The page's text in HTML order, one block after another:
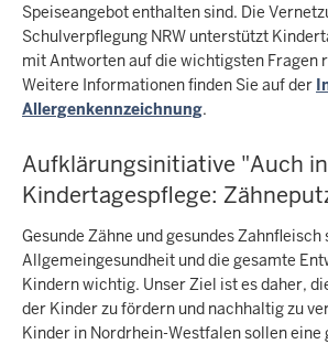
Speiseangebot enthalten sind. Die
Schulverpflegung NRW unterstützt
mit Antworten auf die wichtigsten Fragen
Weitere Informationen finden Sie auf der
Allergenkennzeichnung.
Aufklärungsinitiative "Auch
Kindertagespflege:
Gesunde Zähne und gesundes Zahnfleisch
Allgemeingesundheit und die gesamte
Kindern wichtig. Unser Ziel ist es daher,
der Kinder zu fördern und nachhaltig zu
Kinder in Nordrhein-Westfalen sollen eine